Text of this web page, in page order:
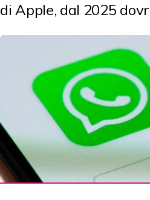
di Apple, dal 2025